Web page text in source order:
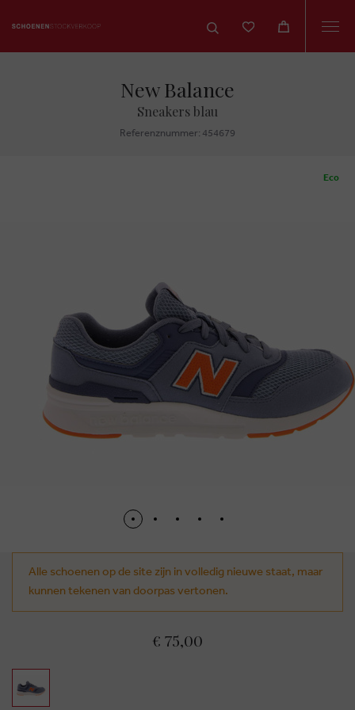
New Balance
Sneakers blau
Referenznummer: 454679
Eco
Alle schoenen op de site zijn in volledig nieuwe staat, maar
kunnen tekenen van doorpas vertonen.
€ 75,00